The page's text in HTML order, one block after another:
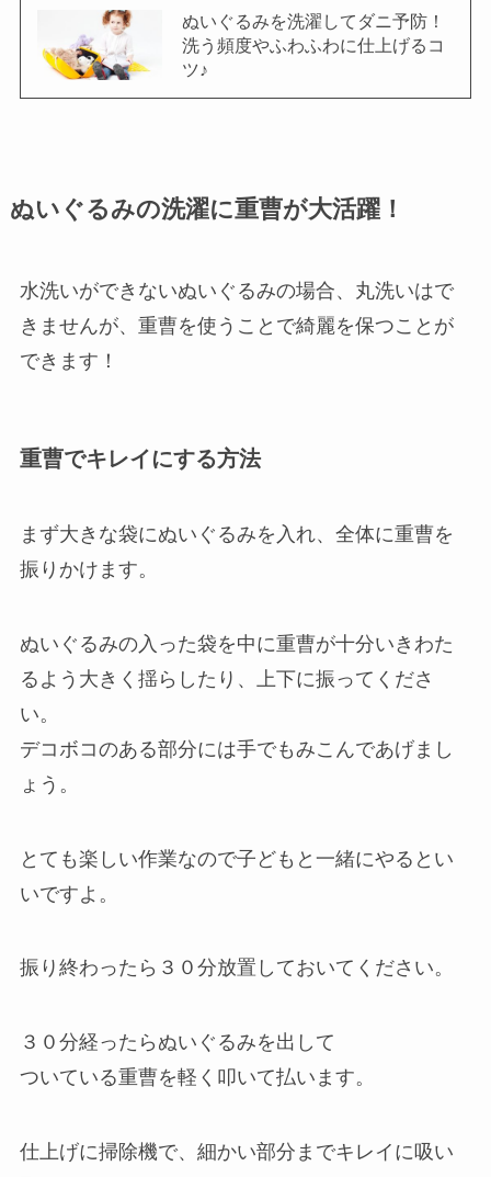
ぬいぐるみを洗濯してダニ予防！
洗う頻度やふわふわに仕上げるコ
ツ♪
ぬいぐるみの洗濯に重曹が大活躍！
水洗いができないぬいぐるみの場合、丸洗いはで
きませんが、重曹を使うことで綺麗を保つことが
できます！
重曹でキレイにする方法
まず大きな袋にぬいぐるみを入れ、全体に重曹を
振りかけます。
ぬいぐるみの入った袋を中に重曹が十分いきわた
るよう大きく揺らしたり、上下に振ってくださ
い。
デコボコのある部分には手でもみこんであげまし
ょう。
とても楽しい作業なので子どもと一緒にやるとい
いですよ。
振り終わったら３０分放置しておいてください。
３０分経ったらぬいぐるみを出して
ついている重曹を軽く叩いて払います。
仕上げに掃除機で、細かい部分までキレイに吸い